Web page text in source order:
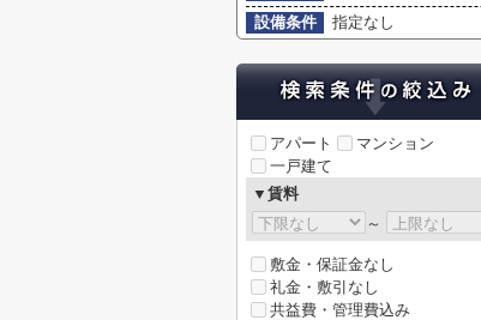
設備条件
指定なし
アパート
マンション
一戸建て
▼賃料
～
敷金・保証金なし
礼金・敷引なし
共益費・管理費込み